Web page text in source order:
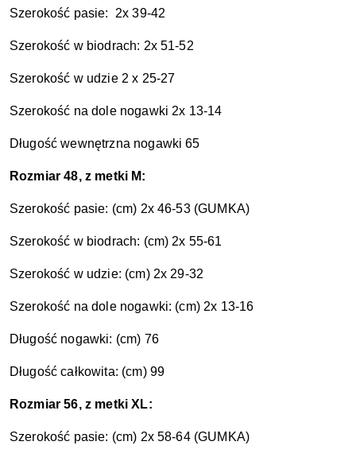
Szerokość pasie: 2x 39-42
Szerokość w biodrach: 2x 51-52
Szerokość w udzie 2 x 25-27
Szerokość na dole nogawki 2x 13-14
Długość wewnętrzna nogawki 65
Rozmiar 48, z metki M:
Szerokość pasie: (cm) 2x 46-53 (GUMKA)
Szerokość w biodrach: (cm) 2x 55-61
Szerokość w udzie: (cm) 2x 29-32
Szerokość na dole nogawki: (cm) 2x 13-16
Długość nogawki: (cm) 76
Długość całkowita: (cm) 99
Rozmiar 56, z metki XL:
Szerokość pasie: (cm) 2x 58-64 (GUMKA)